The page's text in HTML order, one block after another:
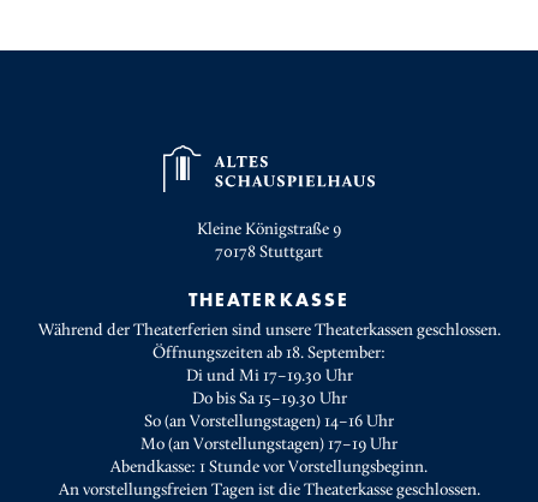
Kleine Königstraße 9
70178Stuttgart
THEATERKASSE
Während der Theaterferien sind unsere Theaterkassen geschlossen.
Öffnungszeiten ab 18. September:
Di und Mi 17–19.30 Uhr
Do bis Sa 15–19.30 Uhr
So (an Vorstellungstagen) 14–16 Uhr
Mo (an Vorstellungstagen) 17–19 Uhr
Abendkasse: 1 Stunde vor Vorstellungsbeginn.
An vorstellungsfreien Tagen ist die Theaterkasse geschlossen.